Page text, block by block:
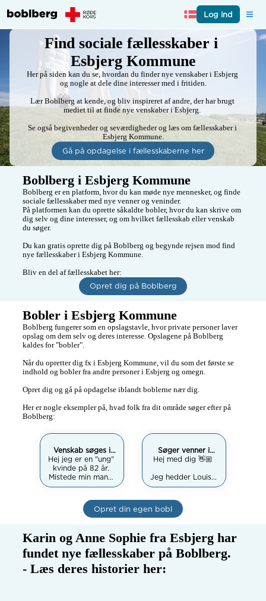
Log ind
Find sociale fællesskaber i
Esbjerg Kommune
Her på siden kan du se, hvordan du finder nye venskaber i Esbjerg
og nogle at dele dine interesser med i fritiden.
Lær Boblberg at kende, og bliv inspireret af andre, der har brugt
mediet til at finde nye venskaber i Esbjerg.
Se også begivenheder og seværdigheder og læs om fællesskaber i
Esbjerg Kommune.
Gå på opdagelse i fællesskaberne her
Boblberg i Esbjerg Kommune
Boblberg er en platform, hvor du kan møde nye mennesker, og finde
sociale fællesskaber med nye venner og veninder.
På platformen kan du oprette såkaldte bobler, hvor du kan skrive om
dig selv og dine interesser, og om hvilket fællesskab eller venskab
du søger.
Du kan gratis oprette dig på Boblberg og begynde rejsen mod find
nye fællesskaber i Esbjerg Kommune.
Bliv en del af fællesskabet her:
Opret dig på Boblberg
Bobler i Esbjerg Kommune
Boblberg fungerer som en opslagstavle, hvor private personer laver
opslag om dem selv og deres interesse. Opslagene på Boblberg
kaldes for "bobler".
Når du opretter dig fx i Esbjerg Kommune, vil du som det første se
indhold og bobler fra andre personer i Esbjerg og omegn.
Opret dig og gå på opdagelse iblandt boblerne nær dig.
Her er nogle eksempler på, hvad folk fra dit område søger efter på
Boblberg:
Venskab søges i
Esbjerg-området
Hej jeg er en "ung"
kvinde på 82 år.
Mistede min mand
for 2 år siden- Nu er
udfordringer -
derfor søger jeg et
ud i det fri/café,
rejser o.s.v.. Jeg er
meget aktiv, spiller
lidt golf om
sommeren, går
Søger venner i
Esbjerg
Hej med dig 👋🏼
Jeg hedder Louise
og jeg er 28 år
Jeg er på vej til at
Esbjerg og søger
derfor efter nye
bekendtskaber og
venner, som har lyst
til mødes til en kop
Opret din egen bobl
Karin og Anne Sophie fra Esbjerg har
fundet nye fællesskaber på Boblberg.
- Læs deres historier her: